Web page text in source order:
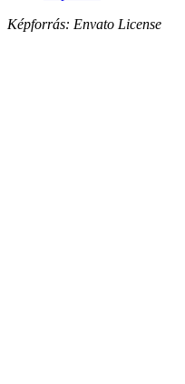
Képforrás: Envato License